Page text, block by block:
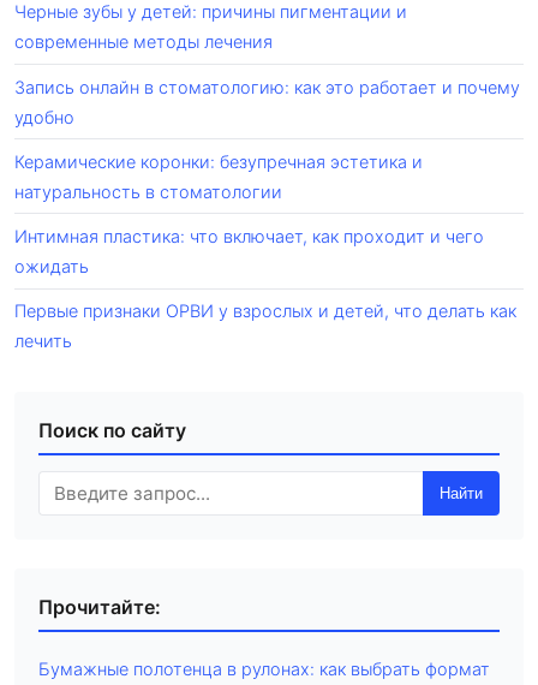
Черные зубы у детей: причины пигментации и
современные методы лечения
Запись онлайн в стоматологию: как это работает и почему
удобно
Керамические коронки: безупречная эстетика и
натуральность в стоматологии
Интимная пластика: что включает, как проходит и чего
ожидать
Первые признаки ОРВИ у взрослых и детей, что делать как
лечить
Поиск по сайту
Найти
Прочитайте:
Бумажные полотенца в рулонах: как выбрать формат